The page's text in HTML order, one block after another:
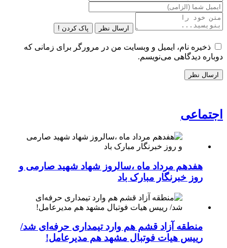
ارسال نظر پاک کردن !
ذخیره نام، ایمیل و وبسایت من در مرورگر برای زمانی که
دوباره دیدگاهی می‌نویسم.
اجتماعی
هفدهم مرداد ماه ،سالروز شهاد شهید صارمی و
روز خبرنگار مبارک باد
منطقه آزاد قشم هم وارد تیمداری حرفه‌ای شد/
رییس هیات فوتبال مشهد هم مدیرعامل!